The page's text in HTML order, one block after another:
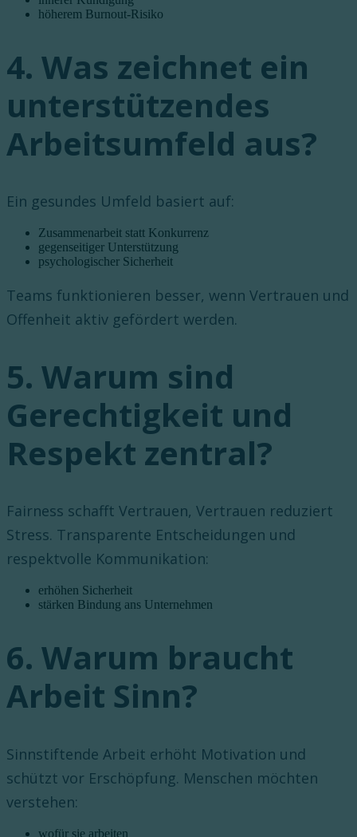
höherem Burnout-Risiko
4. Was zeichnet ein
unterstützendes
Arbeitsumfeld aus?
Ein gesundes Umfeld basiert auf:
Zusammenarbeit statt Konkurrenz
gegenseitiger Unterstützung
psychologischer Sicherheit
Teams funktionieren besser, wenn Vertrauen und
Offenheit aktiv gefördert werden.
5. Warum sind
Gerechtigkeit und
Respekt zentral?
Fairness schafft Vertrauen, Vertrauen reduziert
Stress. Transparente Entscheidungen und
respektvolle Kommunikation:
erhöhen Sicherheit
stärken Bindung ans Unternehmen
6. Warum braucht
Arbeit Sinn?
Sinnstiftende Arbeit erhöht Motivation und
schützt vor Erschöpfung. Menschen möchten
verstehen:
wofür sie arbeiten